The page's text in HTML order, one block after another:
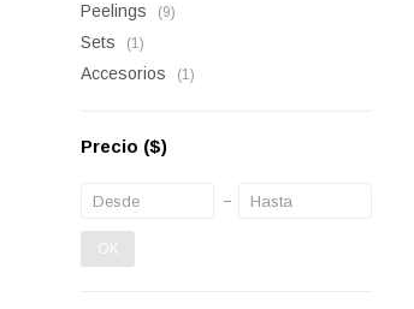
Peelings (9)
Sets (1)
Accesorios (1)
Precio ($)
OK